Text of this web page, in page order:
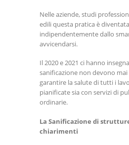
Nelle aziende, studi
edili questa pratica è
indipendentemente dallo
avvicendarsi.
Il 2020 e 2021 ci hanno
sanificazione non devono
garantire la salute di tutti i
pianificate sia con servizi di
ordinarie.
La Sanificazione di
chiarimenti